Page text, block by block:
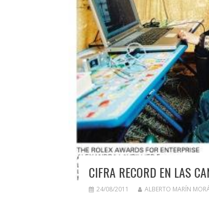
CIFRA RECORD EN LAS
24/08/2011 ALBERTO MARÍN